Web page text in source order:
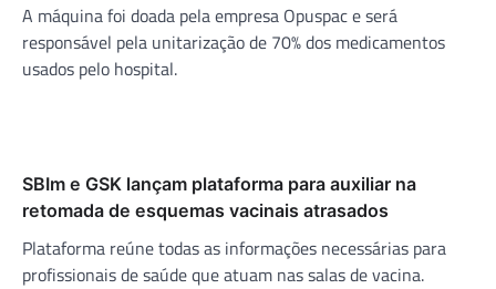
A máquina foi doada pela empresa Opuspac e será
responsável pela unitarização de 70% dos medicamentos
usados pelo hospital.
SBIm e GSK lançam plataforma para auxiliar na
retomada de esquemas vacinais atrasados
Plataforma reúne todas as informações necessárias para
profissionais de saúde que atuam nas salas de vacina.